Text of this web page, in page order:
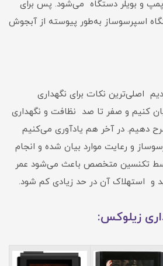
و بویلر دستگاه می‌شود. پس برای
اسپرسوساز به‌طور پیوسته از آبجوش
اصلی‌ترین نکات برای نگهداری
کنیم و صفر تا صد نظافت و نگهداری
دهیم. در آخر هم یادآوری می‌کنیم
و رعایت موارد بیان شده و انجام
تکنسین متخصص باعث می‌شود عمر
و استهلاک آن در حد زیادی کم شود.
زیلوکس: